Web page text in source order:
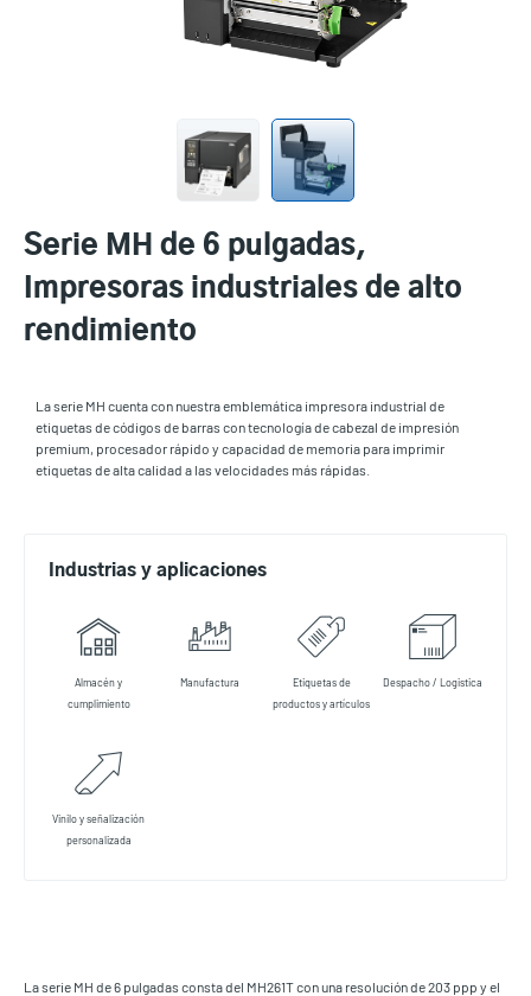
Serie MH de 6 pulgadas,
Impresoras industriales de alto
rendimiento
La serie MH cuenta con nuestra emblemática impresora industrial de
etiquetas de códigos de barras con tecnología de cabezal de impresión
premium, procesador rápido y capacidad de memoria para imprimir
etiquetas de alta calidad a las velocidades más rápidas.
Industrias y aplicaciones
Almacén y
cumplimiento
Manufactura
Etiquetas de
productos y artículos
Despacho / Logistica
Vinilo y señalización
personalizada
La serie MH de 6 pulgadas consta del MH261T con una resolución de 203 ppp y el